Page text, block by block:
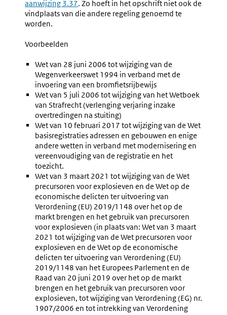
aanwijzing 3.37. Zo hoeft in het opschrift niet ook de
vindplaats van die andere regeling genoemd te
worden.
Voorbeelden
Wet van 28 juni 2006 tot wijziging van de
Wegenverkeerswet 1994 in verband met de
invoering van een bromfietsrijbewijs
Wet van 5 juli 2006 tot wijziging van het Wetboek
van Strafrecht (verlenging verjaring inzake
overtredingen na stuiting)
Wet van 10 februari 2017 tot wijziging van de Wet
basisregistraties adressen en gebouwen en enige
andere wetten in verband met modernisering en
vereenvoudiging van de registratie en het
toezicht.
Wet van 3 maart 2021 tot wijziging van de Wet
precursoren voor explosieven en de Wet op de
economische delicten ter uitvoering van
Verordening (EU) 2019/1148 over het op de
markt brengen en het gebruik van precursoren
voor explosieven (in plaats van: Wet van 3 maart
2021 tot wijziging van de Wet precursoren voor
explosieven en de Wet op de economische
delicten ter uitvoering van Verordening (EU)
2019/1148 van het Europees Parlement en de
Raad van 20 juni 2019 over het op de markt
brengen en het gebruik van precursoren voor
explosieven, tot wijziging van Verordening (EG) nr.
1907/2006 en tot intrekking van Verordening